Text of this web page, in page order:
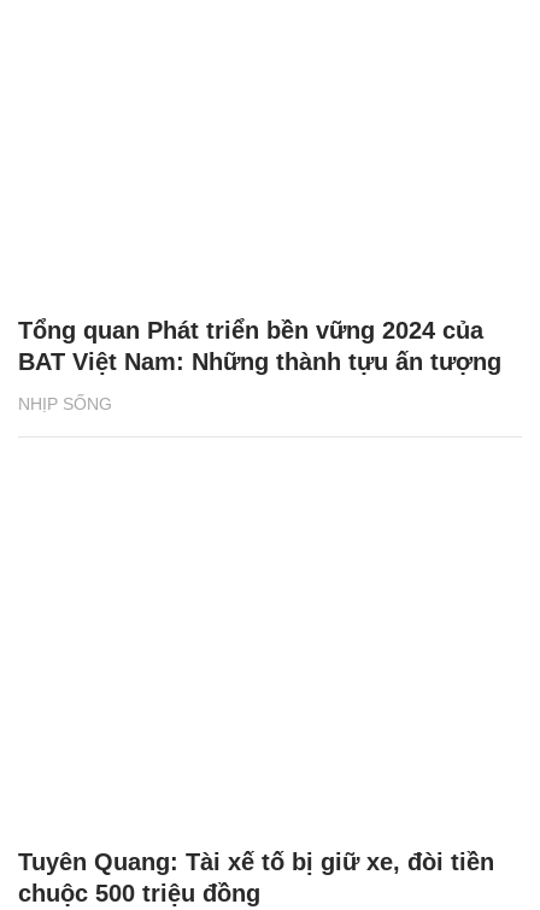
NHỊP SỐNG
Tổng quan Phát triển bền vững 2024 của
BAT Việt Nam: Những thành tựu ấn tượng
Tuyên Quang: Tài xế tố bị giữ xe, đòi tiền
chuộc 500 triệu đồng